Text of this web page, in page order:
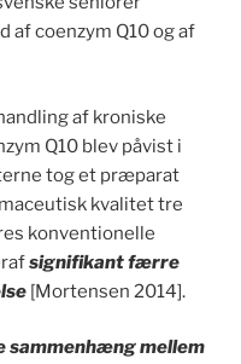
af coenzym Q10 og af
af kroniske
Q10 blev påvist i
tog et præparat
kvalitet tre
konventionelle
signifikant færre
[Mortensen 2014].
sammenhæng mellem